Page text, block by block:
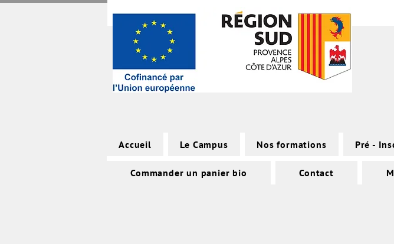
Accueil Le Campus Nos formations Pré -
Commander un panier bio Contact